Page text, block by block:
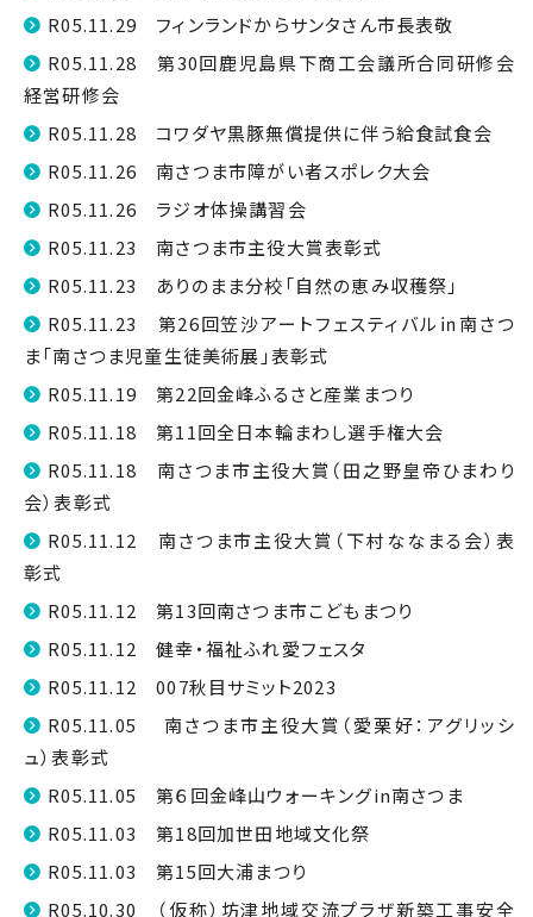
R05.11.29 フィンランドからサンタさん市長表敬
R05.11.28 第30回鹿児島県下商工会議所合同研修会
経営研修会
R05.11.28 コワダヤ黒豚無償提供に伴う給食試食会
R05.11.26 南さつま市障がい者スポレク大会
R05.11.26 ラジオ体操講習会
R05.11.23 南さつま市主役大賞表彰式
R05.11.23 ありのまま分校「自然の恵み収穫祭」
R05.11.23 第26回笠沙アートフェスティバル㏌南さつ
ま「南さつま児童生徒美術展」表彰式
R05.11.19 第22回金峰ふるさと産業まつり
R05.11.18 第11回全日本輪まわし選手権大会
R05.11.18 南さつま市主役大賞（田之野皇帝ひまわり
会）表彰式
R05.11.12 南さつま市主役大賞（下村ななまる会）表
彰式
R05.11.12 第13回南さつま市こどもまつり
R05.11.12 健幸・福祉ふれ愛フェスタ
R05.11.12 007秋目サミット2023
R05.11.05 南さつま市主役大賞（愛栗好：アグリッシ
ュ）表彰式
R05.11.05 第６回金峰山ウォーキングin南さつま
R05.11.03 第18回加世田地域文化祭
R05.11.03 第15回大浦まつり
R05.10.30 （仮称）坊津地域交流プラザ新築工事安全